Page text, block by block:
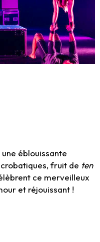
éblouissante
fruit de ten
ce merveilleux
et réjouissant !